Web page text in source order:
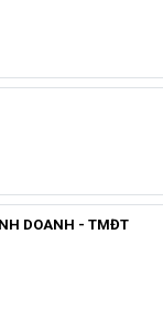
DOANH - TMĐT